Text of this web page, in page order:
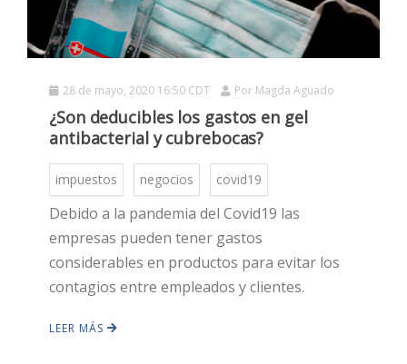
HOT
HOT
28 de mayo, 2020 16:50 CDT Por Magda Aguado
¿Son deducibles los gastos en gel
antibacterial y cubrebocas?
impuestos negocios covid19
Debido a la pandemia del Covid19 las
empresas pueden tener gastos
considerables en productos para evitar los
contagios entre empleados y clientes.
LEER MÁS